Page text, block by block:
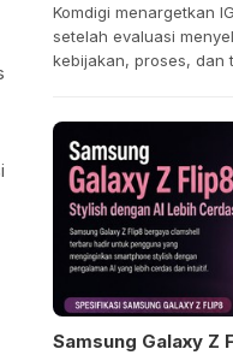
Komdigi menargetkan
setelah evaluasi
kebijakan, proses, dan
Samsung Galaxy Z